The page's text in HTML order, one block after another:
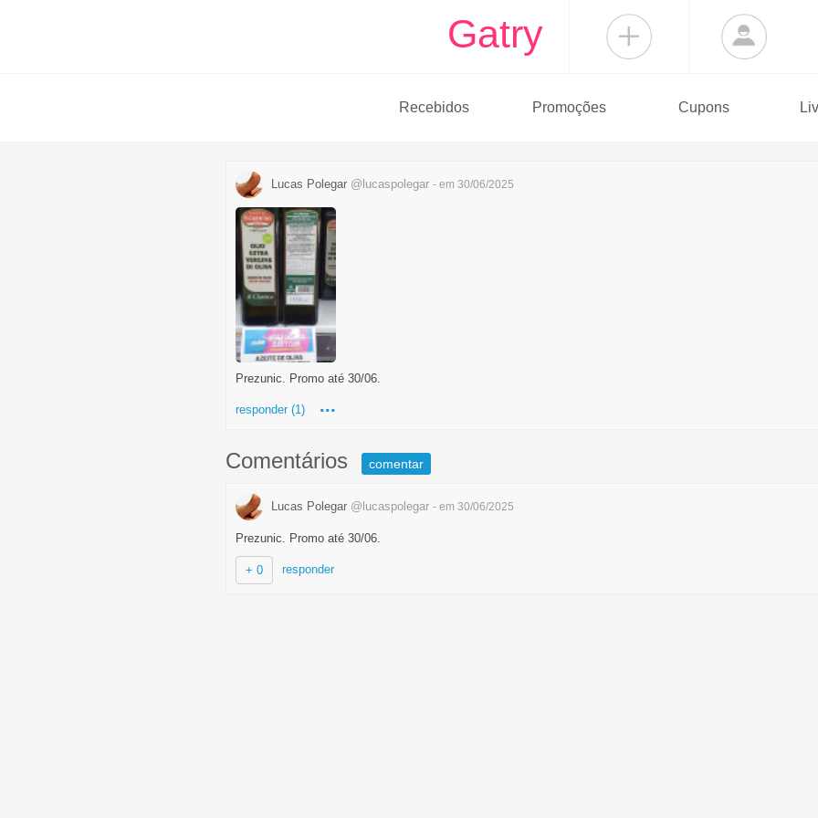
Gatry
Recebidos Promoções Cupons
Lucas Polegar @lucaspolegar - em 30/06/2025
Prezunic. Promo até 30/06.
responder (1) ...
Comentários comentar
Lucas Polegar @lucaspolegar - em 30/06/2025
Prezunic. Promo até 30/06.
+ 0 responder